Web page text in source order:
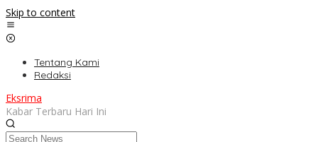
Skip to content
Tentang Kami
Redaksi
Eksrima
Kabar Terbaru Hari Ini